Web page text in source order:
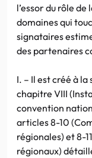
l’essor du rôle
domaines qui
signataires
des partenaires
I. – Il est créé à
chapitre VIII
convention
articles 8-10
régionales) et 8-
régionaux)